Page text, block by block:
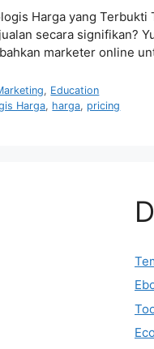
Harga yang
secara signifikan?
marketer online
, Education
Harga, harga, pricing